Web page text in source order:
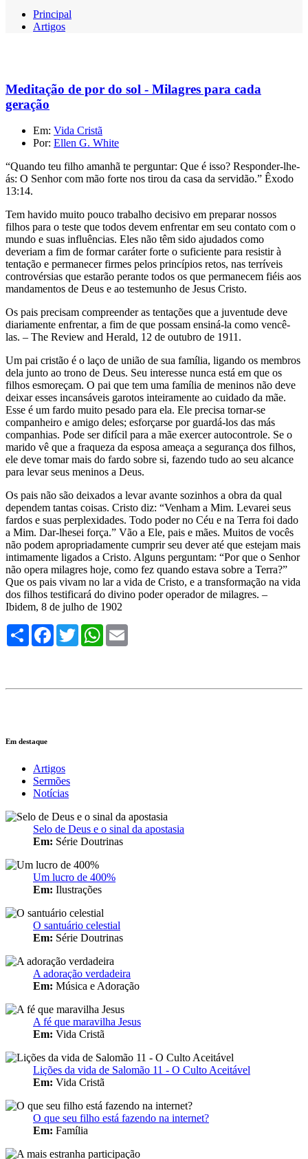
Principal
Artigos
Meditação de por do sol - Milagres para cada
geração
Em: Vida Cristã
Por: Ellen G. White
“Quando teu filho amanhã te perguntar: Que é isso? Responder-lhe-
ás: O Senhor com mão forte nos tirou da casa da servidão.” Êxodo
13:14.
Tem havido muito pouco trabalho decisivo em preparar nossos
filhos para o teste que todos devem enfrentar em seu contato com o
mundo e suas influências. Eles não têm sido ajudados como
deveriam a fim de formar caráter forte o suficiente para resistir à
tentação e permanecer firmes pelos princípios retos, nas terríveis
controvérsias que estarão perante todos os que permanecem fiéis aos
mandamentos de Deus e ao testemunho de Jesus Cristo.
Os pais precisam compreender as tentações que a juventude deve
diariamente enfrentar, a fim de que possam ensiná-la como vencê-
las. – The Review and Herald, 12 de outubro de 1911.
Um pai cristão é o laço de união de sua família, ligando os membros
dela junto ao trono de Deus. Seu interesse nunca está em que os
filhos esmoreçam. O pai que tem uma família de meninos não deve
deixar esses incansáveis garotos inteiramente ao cuidado da mãe.
Esse é um fardo muito pesado para ela. Ele precisa tornar-se
companheiro e amigo deles; esforçarse por guardá-los das más
companhias. Pode ser difícil para a mãe exercer autocontrole. Se o
marido vê que a fraqueza da esposa ameaça a segurança dos filhos,
ele deve tomar mais do fardo sobre si, fazendo tudo ao seu alcance
para levar seus meninos a Deus.
Os pais não são deixados a levar avante sozinhos a obra da qual
dependem tantas coisas. Cristo diz: “Venham a Mim. Levarei seus
fardos e suas perplexidades. Todo poder no Céu e na Terra foi dado
a Mim. Dar-lhesei força.” Vão a Ele, pais e mães. Muitos de vocês
não podem apropriadamente cumprir seu dever até que estejam mais
intimamente ligados a Cristo. Alguns perguntam: “Por que o Senhor
não opera milagres hoje, como fez quando estava sobre a Terra?”
Que os pais vivam no lar a vida de Cristo, e a transformação na vida
dos filhos testificará do divino poder operador de milagres. –
Ibidem, 8 de julho de 1902
Compartilhe
Facebook
TwitterWhatsApp
Em destaque
Artigos
Sermões
Notícias
Selo de Deus e o sinal da apostasia
Em: Série Doutrinas
Um lucro de 400%
Em: Ilustrações
O santuário celestial
Em: Série Doutrinas
A adoração verdadeira
Em: Música e Adoração
A fé que maravilha Jesus
Em: Vida Cristã
Lições da vida de Salomão 11 - O Culto Aceitável
Em: Vida Cristã
O que seu filho está fazendo na internet?
Em: Família